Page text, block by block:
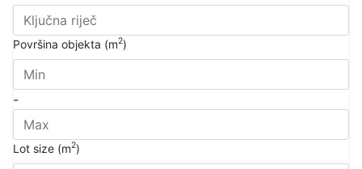
Površina objekta (m2)
-
Lot size (m2)